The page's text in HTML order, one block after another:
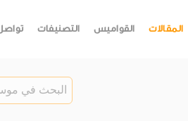
المقالات القواميس التصنيفات